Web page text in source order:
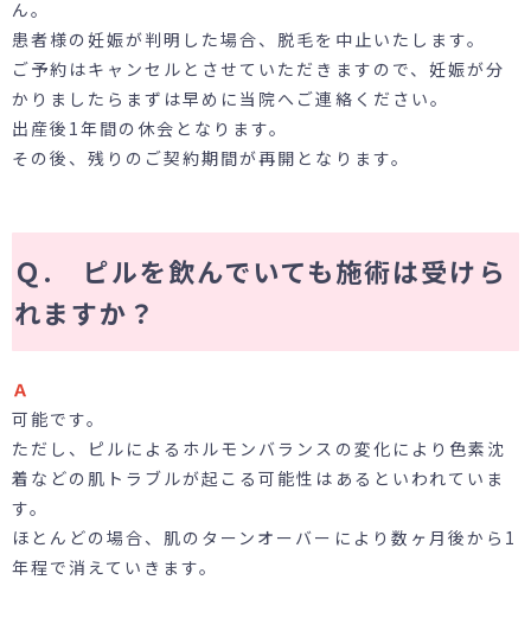
ん。
患者様の妊娠が判明した場合、脱毛を中止いたします。
ご予約はキャンセルとさせていただきますので、妊娠が分
かりましたらまずは早めに当院へご連絡ください。
出産後1年間の休会となります。
その後、残りのご契約期間が再開となります。
Ｑ. ピルを飲んでいても施術は受けら
れますか？
Ａ
可能です。
ただし、ピルによるホルモンバランスの変化により色素沈
着などの肌トラブルが起こる可能性はあるといわれていま
す。
ほとんどの場合、肌のターンオーバーにより数ヶ月後から1
年程で消えていきます。